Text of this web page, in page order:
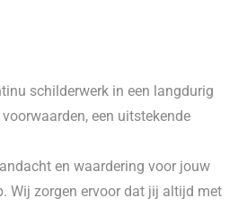
schilderwerk in een langdurig
een uitstekende
en waardering voor jouw
Wij zorgen ervoor dat jij altijd met